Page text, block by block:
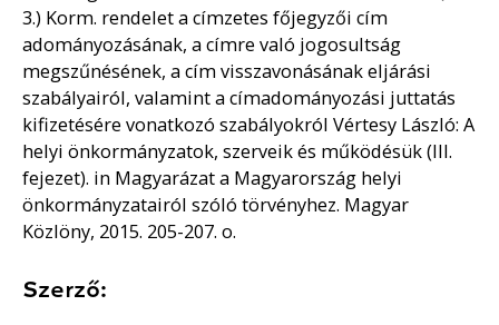
3.) Korm. rendelet a címzetes főjegyzői cím
adományozásának, a címre való jogosultság
megszűnésének, a cím visszavonásának eljárási
szabályairól, valamint a címadományozási juttatás
kifizetésére vonatkozó szabályokról Vértesy László: A
helyi önkormányzatok, szerveik és működésük (III.
fejezet). in Magyarázat a Magyarország helyi
önkormányzatairól szóló törvényhez. Magyar
Közlöny, 2015. 205-207. o.
Szerző: